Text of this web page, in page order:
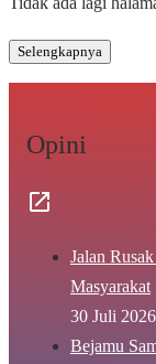
Selengkapnya
Opini
Jalan
Masyarakat
30 Juli 2026
Bejamu